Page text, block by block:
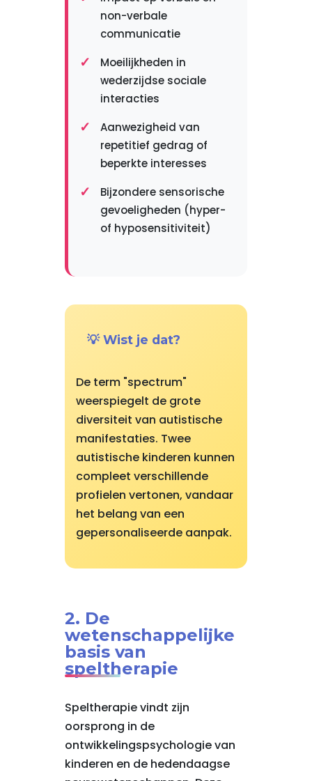
non-verbale
communicatie
Moeilijkheden in
wederzijdse sociale
interacties
Aanwezigheid van
repetitief gedrag of
beperkte interesses
Bijzondere sensorische
gevoeligheden (hyper-
of hyposensitiviteit)
💡 Wist je dat?
De term "spectrum"
weerspiegelt de grote
diversiteit van autistische
manifestaties. Twee
autistische kinderen kunnen
compleet verschillende
profielen vertonen, vandaar
het belang van een
gepersonaliseerde aanpak.
2. De
wetenschappelijke
basis van
speltherapie
Speltherapie vindt zijn
oorsprong in de
ontwikkelingspsychologie van
kinderen en de hedendaagse